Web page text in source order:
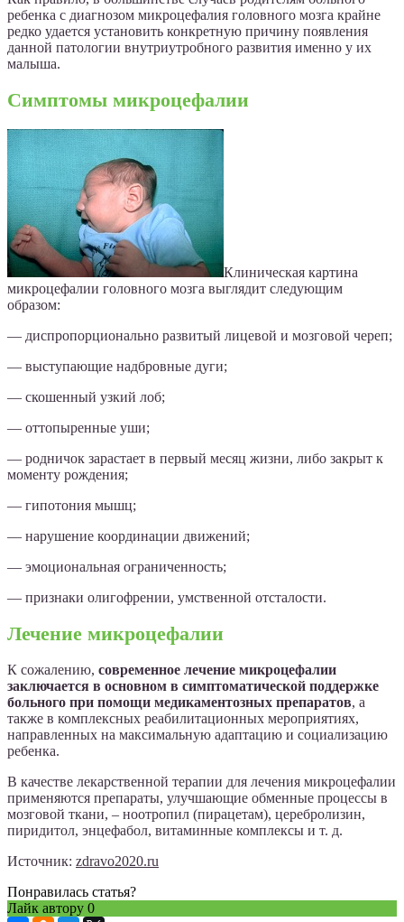
ребенка с диагнозом микроцефалия головного мозга крайне
редко удается установить конкретную причину появления
данной патологии внутриутробного развития именно у их
малыша.
Симптомы микроцефалии
Клиническая картина
микроцефалии головного мозга выглядит следующим
образом:
— диспропорционально развитый лицевой и мозговой череп;
— выступающие надбровные дуги;
— скошенный узкий лоб;
— оттопыренные уши;
— родничок зарастает в первый месяц жизни, либо закрыт к
моменту рождения;
— гипотония мышц;
— нарушение координации движений;
— эмоциональная ограниченность;
— признаки олигофрении, умственной отсталости.
Лечение микроцефалии
К сожалению, современное лечение микроцефалии
заключается в основном в симптоматической поддержке
больного при помощи медикаментозных препаратов, а
также в комплексных реабилитационных мероприятиях,
направленных на максимальную адаптацию и социализацию
ребенка.
В качестве лекарственной терапии для лечения микроцефалии
применяются препараты, улучшающие обменные процессы в
мозговой ткани, – ноотропил (пирацетам), церебролизин,
пиридитол, энцефабол, витаминные комплексы и т. д.
Источник: zdravo2020.ru
Понравилась статья?
Лайк автору 0